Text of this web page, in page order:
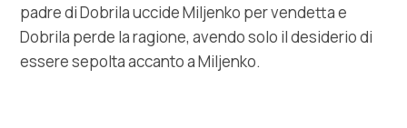
padre di Dobrila uccide Miljenko per vendetta e
Dobrila perde la ragione, avendo solo il desiderio di
essere sepolta accanto a Miljenko.